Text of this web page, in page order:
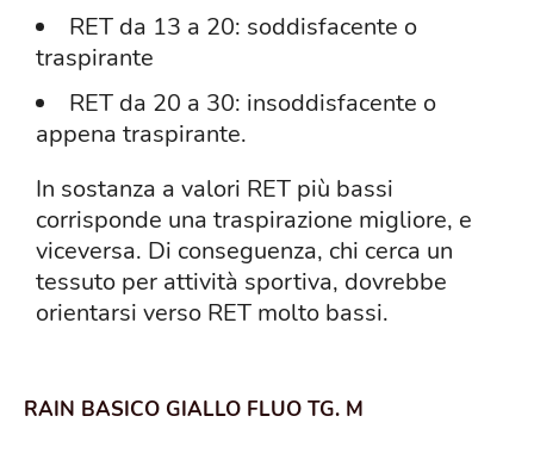
RET da 13 a 20: soddisfacente o
traspirante
RET da 20 a 30: insoddisfacente o
appena traspirante.
In sostanza a valori RET più bassi
corrisponde una traspirazione migliore, e
viceversa. Di conseguenza, chi cerca un
tessuto per attività sportiva, dovrebbe
orientarsi verso RET molto bassi.
RAIN BASICO GIALLO FLUO TG. M